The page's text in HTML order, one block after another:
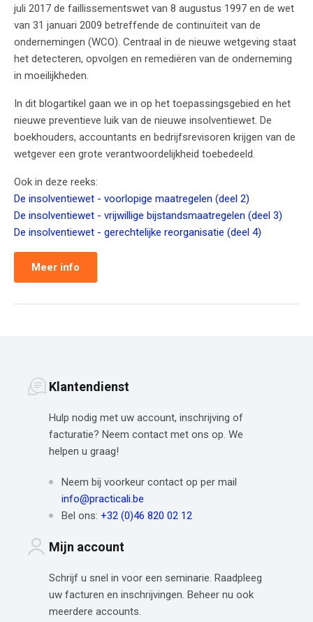
juli 2017 de faillissementswet van 8 augustus 1997 en de wet
van 31 januari 2009 betreffende de continuïteit van de
ondernemingen (WCO). Centraal in de nieuwe wetgeving staat
het detecteren, opvolgen en remediëren van de onderneming
in moeilijkheden.
In dit blogartikel gaan we in op het toepassingsgebied en het
nieuwe preventieve luik van de nieuwe insolventiewet. De
boekhouders, accountants en bedrijfsrevisoren krijgen van de
wetgever een grote verantwoordelijkheid toebedeeld.
Ook in deze reeks:
De insolventiewet - voorlopige maatregelen (deel 2)
De insolventiewet - vrijwillige bijstandsmaatregelen (deel 3)
De insolventiewet - gerechtelijke reorganisatie (deel 4)
Meer info
Klantendienst
Hulp nodig met uw account, inschrijving of
facturatie? Neem contact met ons op. We
helpen u graag!
Neem bij voorkeur contact op per mail
info@practicali.be
Bel ons: +32 (0)46 820 02 12
Mijn account
Schrijf u snel in voor een seminarie. Raadpleeg
uw facturen en inschrijvingen. Beheer nu ook
meerdere accounts.